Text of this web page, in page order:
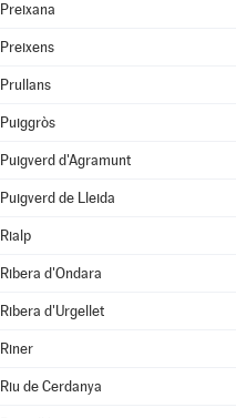
Preixana
Preixens
Prullans
Puiggròs
Puigverd d'Agramunt
Puigverd de Lleida
Rialp
Ribera d'Ondara
Ribera d'Urgellet
Riner
Riu de Cerdanya